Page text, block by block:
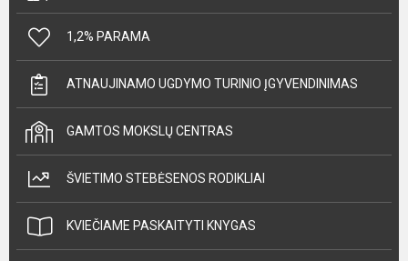
1,2% PARAMA
ATNAUJINAMO UGDYMO TURINIO ĮGYVENDINIMAS
GAMTOS MOKSLŲ CENTRAS
ŠVIETIMO STEBĖSENOS RODIKLIAI
KVIEČIAME PASKAITYTI KNYGAS